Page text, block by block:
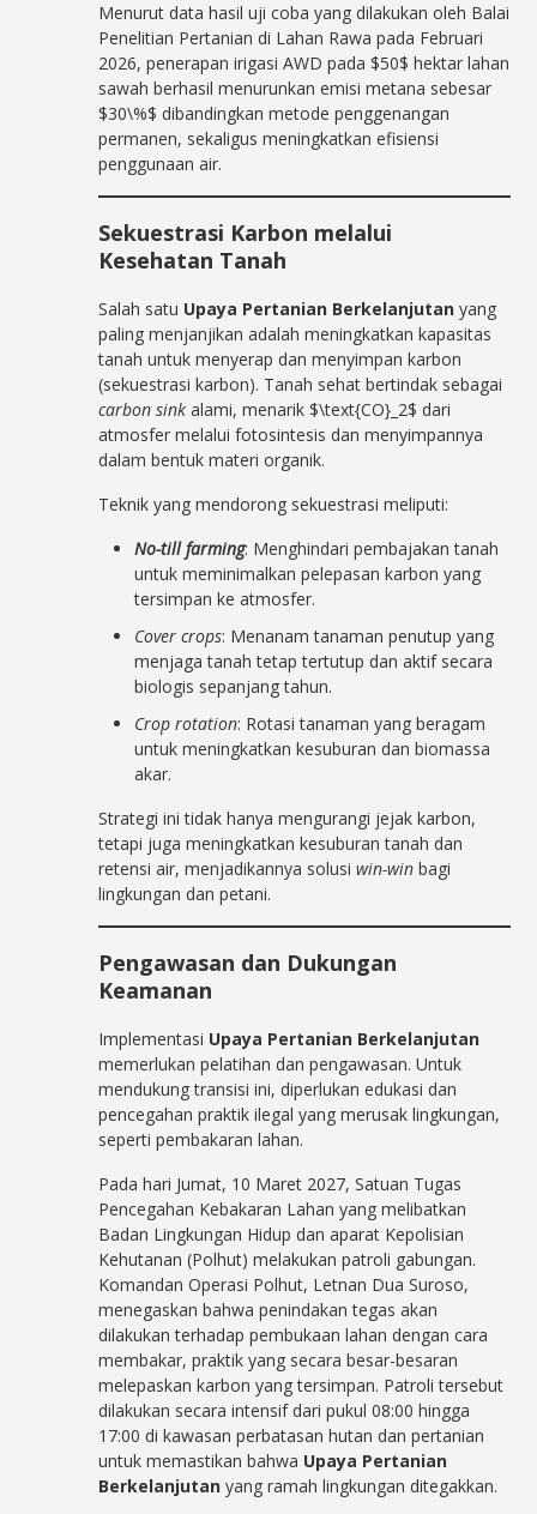
Menurut data hasil uji coba yang dilakukan oleh Balai
Penelitian Pertanian di Lahan Rawa pada Februari
2026, penerapan irigasi AWD pada $50$ hektar lahan
sawah berhasil menurunkan emisi metana sebesar
$30\%$ dibandingkan metode penggenangan
permanen, sekaligus meningkatkan efisiensi
penggunaan air.
Sekuestrasi Karbon melalui
Kesehatan Tanah
Salah satu Upaya Pertanian Berkelanjutan yang
paling menjanjikan adalah meningkatkan kapasitas
tanah untuk menyerap dan menyimpan karbon
(sekuestrasi karbon). Tanah sehat bertindak sebagai
carbon sink alami, menarik $\text{CO}_2$ dari
atmosfer melalui fotosintesis dan menyimpannya
dalam bentuk materi organik.
Teknik yang mendorong sekuestrasi meliputi:
No-till farming: Menghindari pembajakan tanah
untuk meminimalkan pelepasan karbon yang
tersimpan ke atmosfer.
Cover crops: Menanam tanaman penutup yang
menjaga tanah tetap tertutup dan aktif secara
biologis sepanjang tahun.
Crop rotation: Rotasi tanaman yang beragam
untuk meningkatkan kesuburan dan biomassa
akar.
Strategi ini tidak hanya mengurangi jejak karbon,
tetapi juga meningkatkan kesuburan tanah dan
retensi air, menjadikannya solusiwin-win bagi
lingkungan dan petani.
Pengawasan dan Dukungan
Keamanan
Implementasi Upaya Pertanian Berkelanjutan
memerlukan pelatihan dan pengawasan. Untuk
mendukung transisi ini, diperlukan edukasi dan
pencegahan praktik ilegal yang merusak lingkungan,
seperti pembakaran lahan.
Pada hari Jumat, 10 Maret 2027, Satuan Tugas
Pencegahan Kebakaran Lahan yang melibatkan
Badan Lingkungan Hidup dan aparat Kepolisian
Kehutanan (Polhut) melakukan patroli gabungan.
Komandan Operasi Polhut, Letnan Dua Suroso,
menegaskan bahwa penindakan tegas akan
dilakukan terhadap pembukaan lahan dengan cara
membakar, praktik yang secara besar-besaran
melepaskan karbon yang tersimpan. Patroli tersebut
dilakukan secara intensif dari pukul 08:00 hingga
17:00 di kawasan perbatasan hutan dan pertanian
untuk memastikan bahwa Upaya Pertanian
Berkelanjutan yang ramah lingkungan ditegakkan.